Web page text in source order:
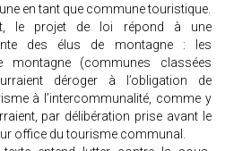
en tant que commune touristique.
le projet de loi répond à une
des élus de montagne : les
montagne (communes classées
déroger à l’obligation de
à l’intercommunalité, comme y
par délibération prise avant le
office du tourisme communal.